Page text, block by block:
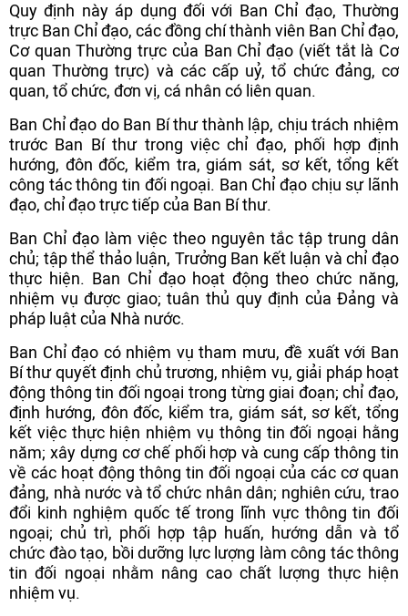
Quy định này áp dụng đối với Ban Chỉ đạo, Thường
trực Ban Chỉ đạo, các đồng chí thành viên Ban Chỉ đạo,
Cơ quan Thường trực của Ban Chỉ đạo (viết tắt là Cơ
quan Thường trực) và các cấp uỷ, tổ chức đảng, cơ
quan, tổ chức, đơn vị, cá nhân có liên quan.
Ban Chỉ đạo do Ban Bí thư thành lập, chịu trách nhiệm
trước Ban Bí thư trong việc chỉ đạo, phối hợp định
hướng, đôn đốc, kiểm tra, giám sát, sơ kết, tổng kết
công tác thông tin đối ngoại. Ban Chỉ đạo chịu sự lãnh
đạo, chỉ đạo trực tiếp của Ban Bí thư.
Ban Chỉ đạo làm việc theo nguyên tắc tập trung dân
chủ; tập thể thảo luận, Trưởng Ban kết luận và chỉ đạo
thực hiện. Ban Chỉ đạo hoạt động theo chức năng,
nhiệm vụ được giao; tuân thủ quy định của Đảng và
pháp luật của Nhà nước.
Ban Chỉ đạo có nhiệm vụ tham mưu, đề xuất với Ban
Bí thư quyết định chủ trương, nhiệm vụ, giải pháp hoạt
động thông tin đối ngoại trong từng giai đoạn; chỉ đạo,
định hướng, đôn đốc, kiểm tra, giám sát, sơ kết, tổng
kết việc thực hiện nhiệm vụ thông tin đối ngoại hằng
năm; xây dựng cơ chế phối hợp và cung cấp thông tin
về các hoạt động thông tin đối ngoại của các cơ quan
đảng, nhà nước và tổ chức nhân dân; nghiên cứu, trao
đổi kinh nghiệm quốc tế trong lĩnh vực thông tin đối
ngoại; chủ trì, phối hợp tập huấn, hướng dẫn và tổ
chức đào tạo, bồi dưỡng lực lượng làm công tác thông
tin đối ngoại nhằm nâng cao chất lượng thực hiện
nhiệm vụ.